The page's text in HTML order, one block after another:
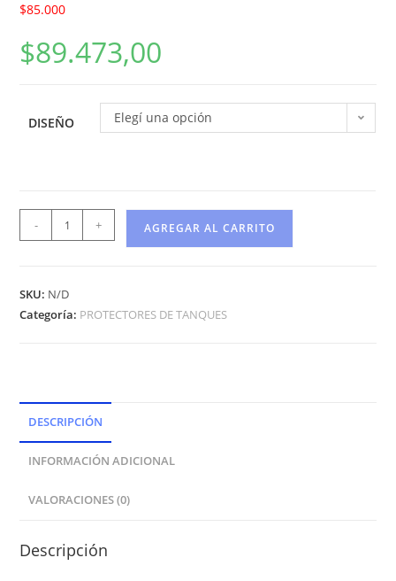
$85.000
$89.473,00
DISEÑO Elegí una opción
- + AGREGAR AL CARRITO
SKU: N/D
Categoría: PROTECTORES DE TANQUES
DESCRIPCIÓN
INFORMACIÓN ADICIONAL
VALORACIONES (0)
Descripción